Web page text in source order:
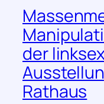
der
Rathaus